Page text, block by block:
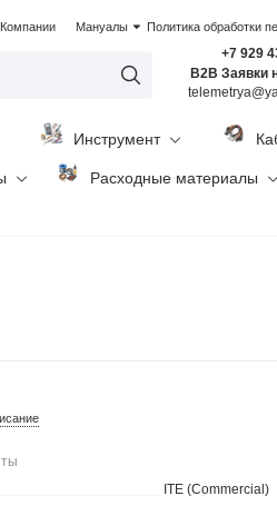
Мануалы Политика обработки
+7 929
B2B Заявки
Инструмент
Расходные материалы
ITE (Commercial)